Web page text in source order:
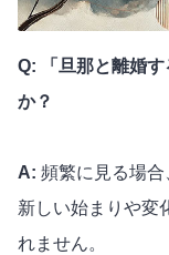
Q: 「旦那と離婚
か？
A: 頻繁に見る場
新しい始まりや変
れません。